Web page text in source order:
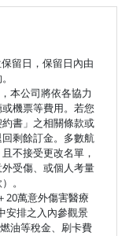
留日，保留日內由
本公司將依各協力
機票等費用。若您
書」之相關條款或
剩餘訂金。多數航
不接受更改名單，
受傷、或個人考量
。
20萬意外傷害醫療
安排之入內參觀景
油等稅金、刷卡費